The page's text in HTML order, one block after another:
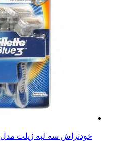
خودتراش سه لبه ‏ژیلت مدل Blue 3 بسته 3 عددی